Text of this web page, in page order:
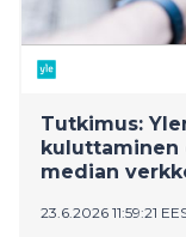
Tutkimus:
kuluttaminen
median
23.6.2026 11:59:21